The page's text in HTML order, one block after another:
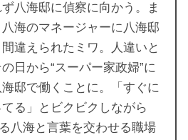
八海邸に偵察に向かう。ま
海のマネージャーに八海邸
違えられたミワ。人違いと
日から“スーパー家政婦”に
邸で働くことに。「すぐに
る」とビクビクしながら
八海と言葉を交わせる職場